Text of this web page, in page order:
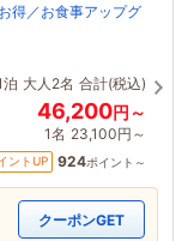
得／お食事アップグ
泊 大人2名 合計(税込)
46,200円～
1名 23,100円～
ントUP 924ポイント～
クーポンGET